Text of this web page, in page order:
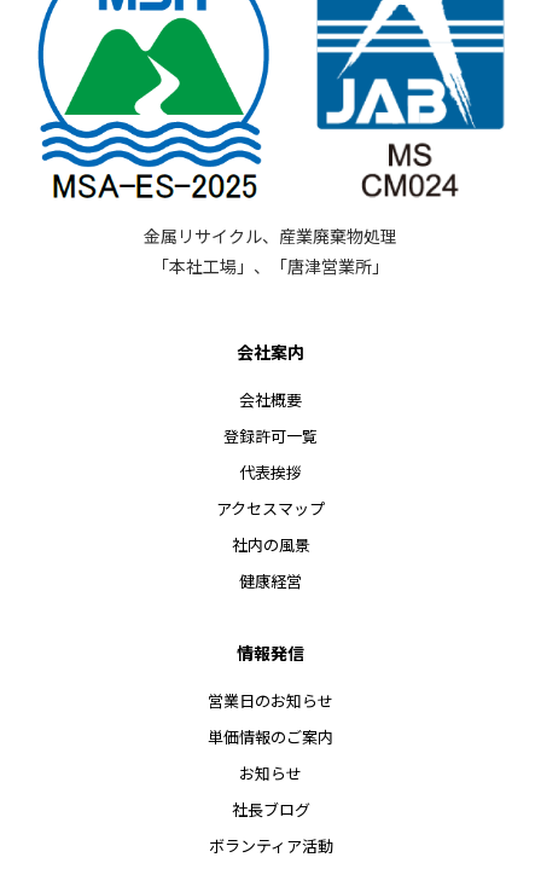
金属リサイクル、産業廃棄物処理
「本社工場」、「唐津営業所」
会社案内
会社概要
登録許可一覧
代表挨拶
アクセスマップ
社内の風景
健康経営
情報発信
営業日のお知らせ
単価情報のご案内
お知らせ
社長ブログ
ボランティア活動